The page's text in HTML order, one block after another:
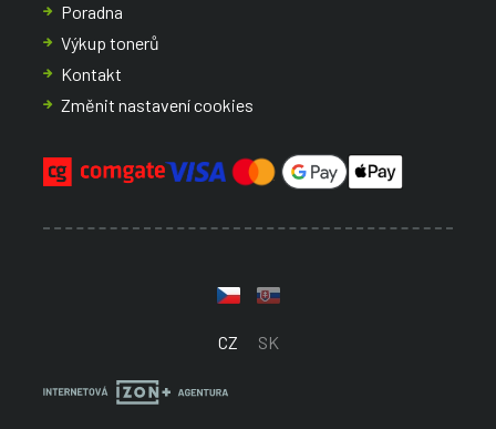
Poradna
Výkup tonerů
Kontakt
Změnit nastavení cookies
CZ SK